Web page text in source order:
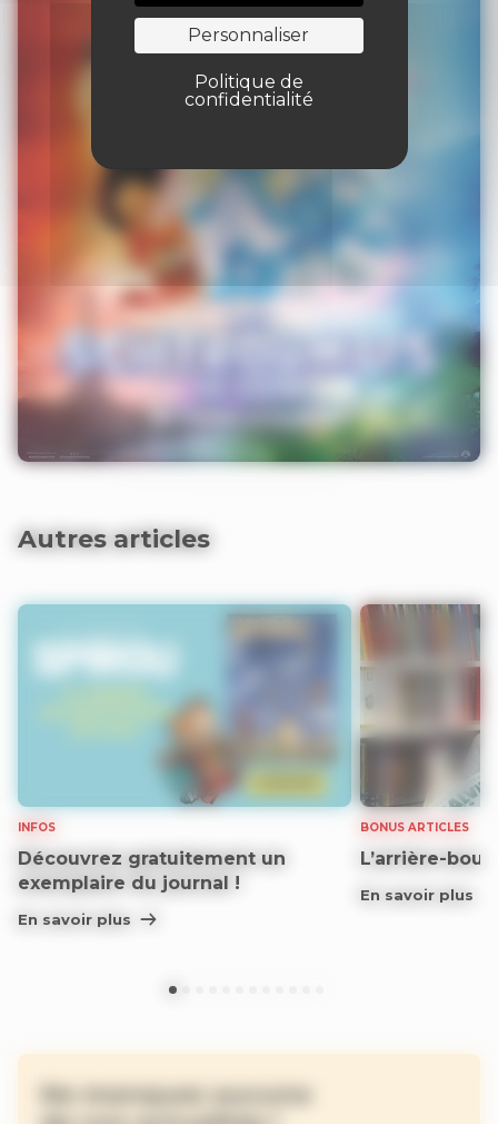
Personnaliser
Politique de
confidentialité
Autres articles
INFOS
Découvrez gratuitement un
exemplaire du journal !
En savoir plus
BONUS ARTICLES
L’arrière-
En savoir plus
Ne manquez aucune